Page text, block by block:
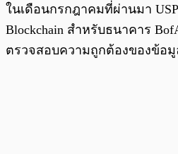
ในเดือนกรกฎาคมที่ผ่านมา
Blockchain สำหรับธนาคาร
ตรวจสอบความถูกต้องของข้อ